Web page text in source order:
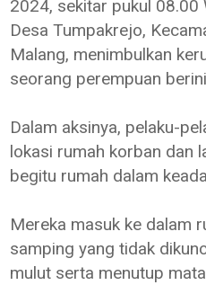
2024, sekitar pukul 08.00
Desa Tumpakrejo,
Malang, menimbulkan
seorang perempuan
Dalam aksinya, pelaku-
lokasi rumah korban dan
begitu rumah dalam
Mereka masuk ke dalam
samping yang tidak
mulut serta menutup